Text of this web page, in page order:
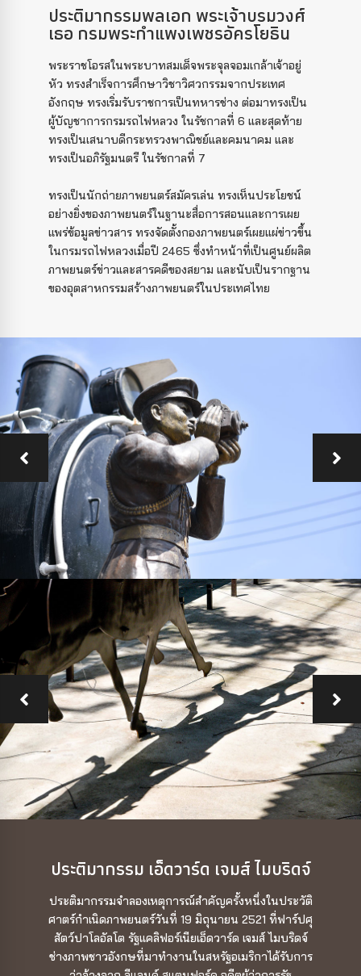
ประติมากรรมพลเอก พระเจ้าบรมวงศ์
เธอ กรมพระกำแพงเพชรอัครโยธิน
พระราชโอรสในพระบาทสมเด็จพระจุลจอมเกล้าเจ้าอยู่
หัว ทรงสำเร็จการศึกษาวิชาวิศวกรรมจากประเทศ
อังกฤษ ทรงเริ่มรับราชการเป็นทหารช่าง ต่อมาทรงเป็น
ผู้บัญชาการกรมรถไฟหลวง ในรัชกาลที่ 6 และสุดท้าย
ทรงเป็นเสนาบดีกระทรวงพาณิชย์และคมนาคม และ
ทรงเป็นอภิรัฐมนตรี ในรัชกาลที่ 7
ทรงเป็นนักถ่ายภาพยนตร์สมัครเล่น ทรงเห็นประโยชน์
อย่างยิ่งของภาพยนตร์ในฐานะสื่อการสอนและการเผย
แพร่ข้อมูลข่าวสาร ทรงจัดตั้งกองภาพยนตร์เผยแผ่ข่าวขึ้น
ในกรมรถไฟหลวงเมื่อปี 2465 ซึ่งทำหน้าที่เป็นศูนย์ผลิต
ภาพยนตร์ข่าวและสารคดีของสยาม และนับเป็นรากฐาน
ของอุตสาหกรรมสร้างภาพยนตร์ในประเทศไทย
ประติมากรรม เอ็ดวาร์ด เจมส์ ไมบริดจ์
ประติมากรรมจำลองเหตุการณ์สำคัญครั้งหนึ่งในประวัติ
ศาตร์กำเนิดภาพยนตร์วันที่ 19 มิถุนายน 2521 ที่ฟาร์ปศุ
สัตว์ปาโลอัลโต รัฐแคลิฟอร์เนียเอ็ดวาร์ด เจมส์ ไมบริดจ์
ช่างภาพชาวอังกษที่มาทำงานในสหรัฐอเมริกาได้รับการ